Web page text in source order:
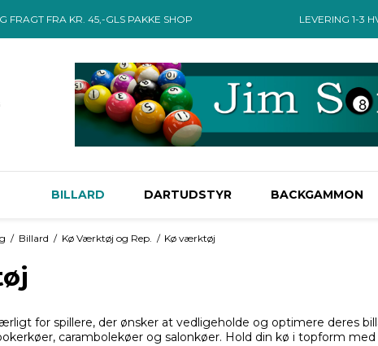
FRAGT FRA KR. 45,-GLS PAKKE SHOP LEVERING 1-3
BILLARD DARTUDSTYR BACKGAMMON
/ Billard / Kø Værktøj og Rep. / Kø værktøj
for spillere, der ønsker at vedligeholde og optimere deres
carambolekøer og salonkøer. Hold din kø i topform